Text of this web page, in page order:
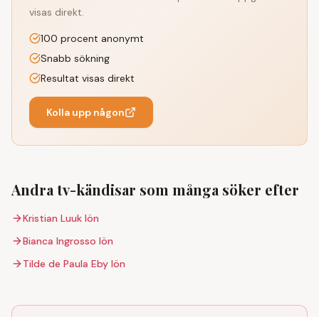
visas direkt.
100 procent anonymt
Snabb sökning
Resultat visas direkt
Kolla upp någon
Andra tv-kändisar som många söker efter
Kristian Luuk lön
Bianca Ingrosso lön
Tilde de Paula Eby lön